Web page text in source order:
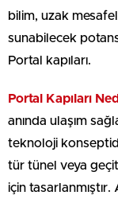
bilim, uzak
sunabilecek
Portal kapıları.
Portal Kapıları
anında ulaşım
teknoloji
tür tünel veya
için